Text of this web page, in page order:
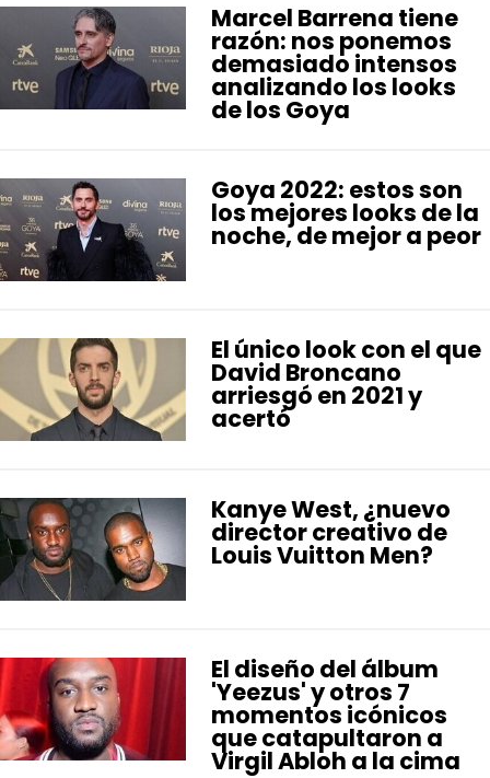
Marcel Barrena tiene
razón: nos ponemos
demasiado intensos
analizando los looks
de los Goya
Goya 2022: estos son
los mejores looks de la
noche, de mejor a peor
El único look con el que
David Broncano
arriesgó en 2021 y
acertó
Kanye West, ¿nuevo
director creativo de
Louis Vuitton Men?
El diseño del álbum
'Yeezus' y otros 7
momentos icónicos
que catapultaron a
Virgil Abloh a la cima